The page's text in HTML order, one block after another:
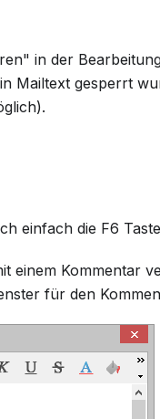
in der
Mailtext gesperrt
einfach die F6
einem Kommentar
für den